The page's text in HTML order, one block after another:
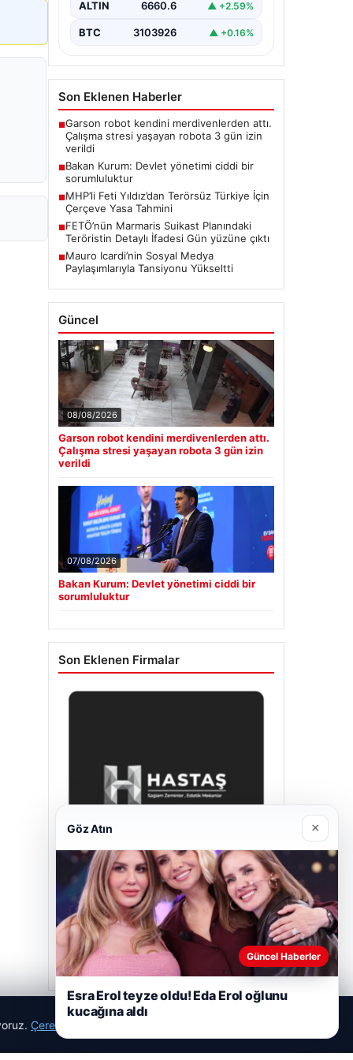
ALTIN 6660.6 ▲ +2.59%
BTC 3103926 ▲ +0.16%
Son Eklenen Haberler
■Garson robot kendini merdivenlerden attı.
Çalışma stresi yaşayan robota 3 gün izin
verildi
■Bakan Kurum: Devlet yönetimi ciddi bir
sorumluluktur
■MHP’li Feti Yıldız’dan Terörsüz Türkiye İçin
Çerçeve Yasa Tahmini
■FETÖ’nün Marmaris Suikast Planındaki
Teröristin Detaylı İfadesi Gün yüzüne çıktı
■Mauro Icardi’nin Sosyal Medya
Paylaşımlarıyla Tansiyonu Yükseltti
Güncel
08/08/2026
Garson robot kendini merdivenlerden attı.
Çalışma stresi yaşayan robota 3 gün izin
verildi
07/08/2026
Bakan Kurum: Devlet yönetimi ciddi bir
sorumluluktur
Son Eklenen Firmalar
Hastaş Beton
26/05/2026
Çerez Politikamız
Göz Atın ×
Güncel Haberler
Esra Erol teyze oldu! Eda Erol oğlunu
kucağına aldı